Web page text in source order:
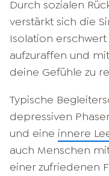
Durch sozialen
verstärkt sich die
Isolation
aufzuraffen und
deine Gefühle zu
Typische
depressiven
und eine innere
auch Menschen
einer zufriedenen